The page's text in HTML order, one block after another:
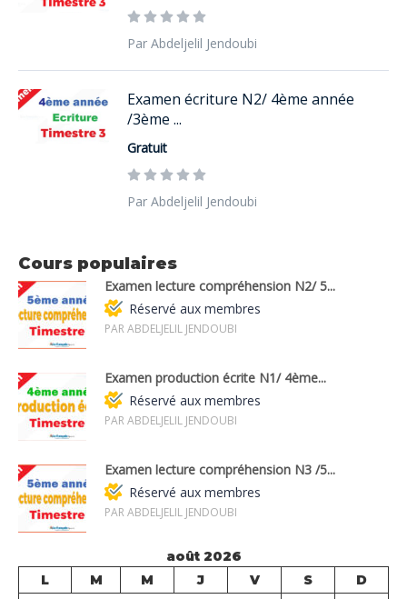
Par Abdeljelil Jendoubi
Examen écriture N2/ 4ème année
/3ème ...
Gratuit
Par Abdeljelil Jendoubi
Cours populaires
Examen lecture compréhension N2/ 5...
Réservé aux membres
PAR ABDELJELIL JENDOUBI
Examen production écrite N1/ 4ème...
Réservé aux membres
PAR ABDELJELIL JENDOUBI
Examen lecture compréhension N3 /5...
Réservé aux membres
PAR ABDELJELIL JENDOUBI
août 2026
L
M M J V S
D